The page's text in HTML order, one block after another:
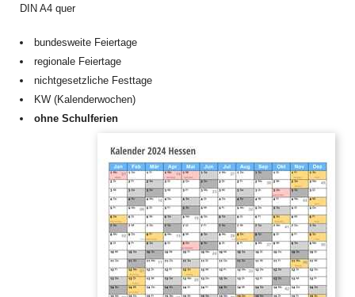
DIN A4 quer
bundesweite Feiertage
regionale Feiertage
nichtgesetzliche Festtage
KW (Kalenderwochen)
ohne Schulferien